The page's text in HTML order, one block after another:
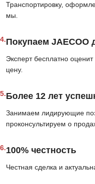
Транспортировку,
мы.
4.Покупаем JAECOO
Эксперт бесплатно
цену.
5.Более 12 лет
Занимаем лидирующие
проконсультируем о
6.100% честность
Честная сделка и